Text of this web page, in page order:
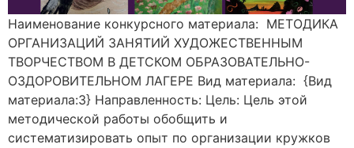
Наименование конкурсного материала: МЕТОДИКА
ОРГАНИЗАЦИЙ ЗАНЯТИЙ ХУДОЖЕСТВЕННЫМ
ТВОРЧЕСТВОМ В ДЕТСКОМ ОБРАЗОВАТЕЛЬНО-
ОЗДОРОВИТЕЛЬНОМ ЛАГЕРЕ Вид материала: {Вид
материала:3} Направленность: Цель: Цель этой
методической работы обобщить и
систематизировать опыт по организации кружков